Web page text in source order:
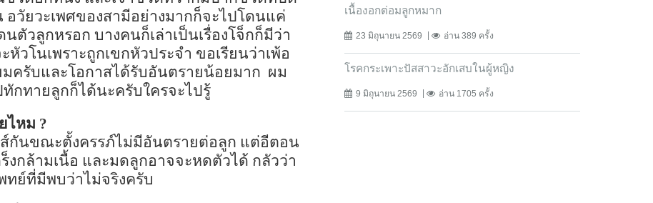
อวัยวะเพศของสามีอย่างมากก็จะไปโดนแค่
ตัวลูกหรอก บางคนก็เล่าเป็นเรื่องโจ็กก็มีว่า
วโนเพราะถูกเขกหัวประจำ ขอเรียนว่าเพ้อ
ครับและโอกาสได้รับอันตรายน้อยมาก ผม
กทายลูกก็ได้นะครับใครจะไปรู้
ไหม ?
ส์กันขณะตั้งครรภ์ไม่มีอันตรายต่อลูก แต่อีตอน
งกล้ามเนื้อ และมดลูกอาจจะหดตัวได้ กลัวว่า
ทย์ที่มีพบว่าไม่จริงครับ
เนื้องอกต่อมลูกหมาก
23 มิถุนายน 2569 อ่าน 389 ครั้ง
โรคกระเพาะปัสสาวะอักเสบในผู้หญิง
9 มิถุนายน 2569 อ่าน 1705 ครั้ง